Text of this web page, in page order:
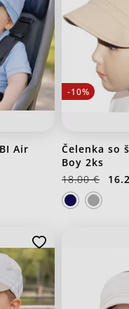
Air
-10%
Čelenka so
Boy 2ks
18.00 €